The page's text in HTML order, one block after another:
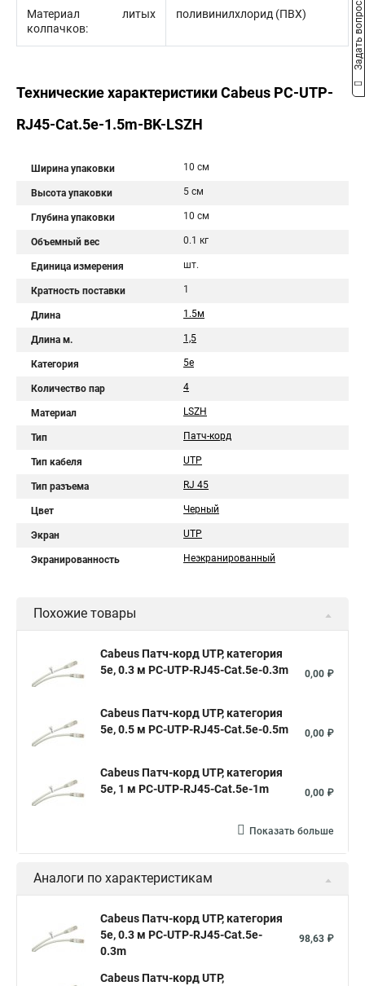
Материал литых
колпачков:
поливинилхлорид (ПВХ)
Технические характеристики Cabeus PC-UTP-
RJ45-Cat.5e-1.5m-BK-LSZH
Ширина упаковки 10 см
Высота упаковки 5 см
Глубина упаковки 10 см
Объемный вес 0.1 кг
Единица измерения шт.
Кратность поставки 1
Длина 1.5м
Длина м. 1,5
Категория 5e
Количество пар 4
Материал LSZH
Тип Патч-корд
Тип кабеля UTP
Тип разъема RJ 45
Цвет Черный
Экран UTP
Экранированность Неэкранированный
Похожие товары
Cabeus Патч-корд UTP, категория
5e, 0.3 м PC-UTP-RJ45-Cat.5e-0.3m
0,00 ₽
Cabeus Патч-корд UTP, категория
5e, 0.5 м PC-UTP-RJ45-Cat.5e-0.5m
0,00 ₽
Cabeus Патч-корд UTP, категория
5e, 1 м PC-UTP-RJ45-Cat.5e-1m
0,00 ₽
Показать больше
Аналоги по характеристикам
Cabeus Патч-корд UTP, категория
5e, 0.3 м PC-UTP-RJ45-Cat.5e-
0.3m
98,63 ₽
Cabeus Патч-корд UTP,
Задать вопрос